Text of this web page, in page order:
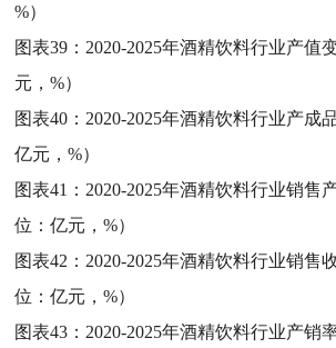
%）
图表39： 2020-2025年酒精饮料行业产值
元，%）
图表40： 2020-2025年酒精饮料行业产成
亿元，%）
图表41： 2020-2025年酒精饮料行业销售
位：亿元，%）
图表42： 2020-2025年酒精饮料行业销售
位：亿元，%）
图表43： 2020-2025年酒精饮料行业产销